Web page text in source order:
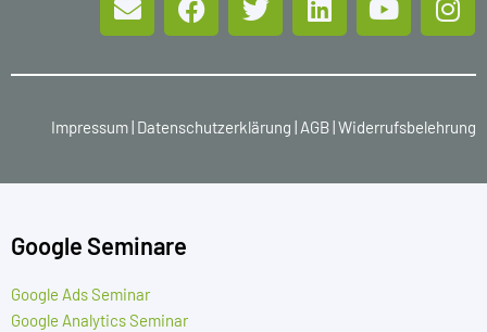
Impressum| Datenschutzerklärung | AGB|Widerrufsbelehrung
Google Seminare
Google Ads Seminar
Google Analytics Seminar